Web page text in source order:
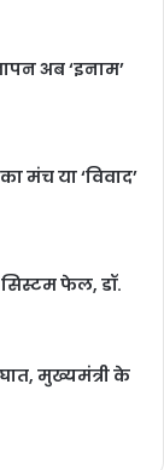
अब ‘इनाम’
मंच या ‘विवाद’
सिस्टम फेल, डॉ.
मुख्यमंत्री के